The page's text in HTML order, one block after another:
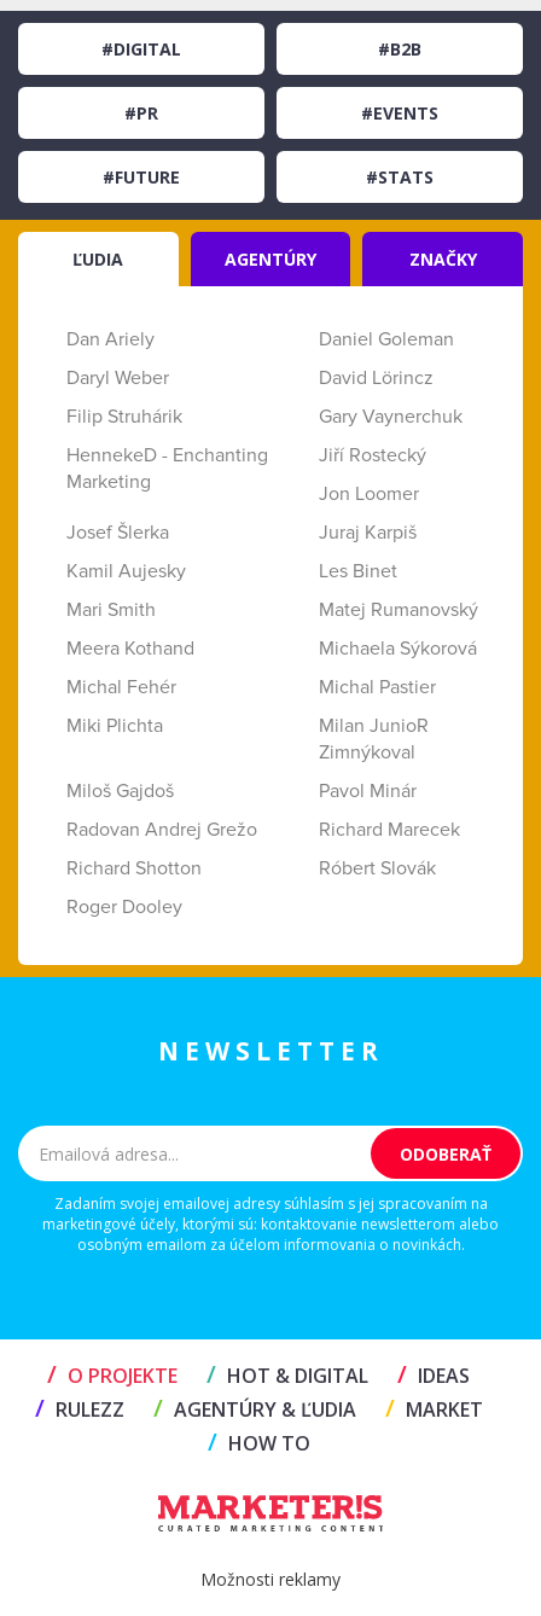
#DIGITAL #B2B
#PR #EVENTS
#FUTURE #STATS
ĽUDIA AGENTÚRY ZNAČKY
Dan Ariely
Daniel Goleman
Daryl Weber
David Lörincz
Filip Struhárik
Gary Vaynerchuk
HennekeD - Enchanting
Marketing
Jiří Rostecký
Jon Loomer
Josef Šlerka
Juraj Karpiš
Kamil Aujesky
Les Binet
Mari Smith
Matej Rumanovský
Meera Kothand
Michaela Sýkorová
Michal Fehér
Michal Pastier
Miki Plichta
Milan JunioR
Zimnýkoval
Miloš Gajdoš
Pavol Minár
Radovan Andrej Grežo
Richard Marecek
Richard Shotton
Róbert Slovák
Roger Dooley
NEWSLETTER
Zadaním svojej emailovej adresy súhlasím s jej spracovaním na
marketingové účely, ktorými sú: kontaktovanie newsletterom alebo
osobným emailom za účelom informovania o novinkách.
/ O PROJEKTE / HOT & DIGITAL / IDEAS
/ RULEZZ / AGENTÚRY & ĽUDIA / MARKET
/ HOW TO
Možnosti reklamy